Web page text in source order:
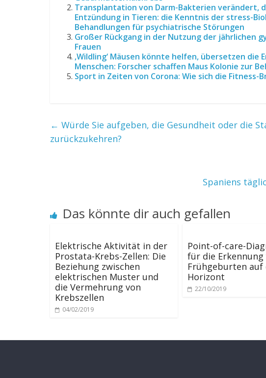
Transplantation von Darm-Bakterien verändert,
Entzündung in Tieren: die Kenntnis der stress-
Behandlungen für psychiatrische Störungen
Großer Rückgang in der Nutzung der jährlichen
Frauen
‚Wildling‘ Mäusen könnte helfen, übersetzen die
Menschen: Forscher schaffen Maus Kolonie zur
Sport in Zeiten von Corona: Wie sich die Fitness-
← Würde Sie aufgeben, die Gesundheit oder die
zurückzukehren?
Spaniens
Das könnte dir auch gefallen
Elektrische Aktivität in der
Prostata-Krebs-Zellen: Die
Beziehung zwischen
elektrischen Muster und
die Vermehrung von
Krebszellen
04/02/2019
Point-of-care-
für die Erkennung
Frühgeburten auf
Horizont
22/10/2019